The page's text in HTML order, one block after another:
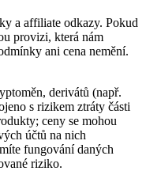
a affiliate odkazy. Pokud
provizi, která nám
ani cena nemění.
derivátů (např.
s rizikem ztráty části
ceny se mohou
účtů na nich
fungování daných
riziko.